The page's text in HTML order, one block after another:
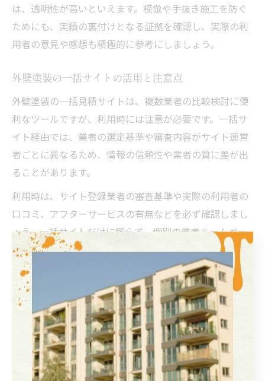
は、透明性が高いといえます。模倣や手抜き施工を防ぐ
ためにも、実績の裏付けとなる証拠を確認し、実際の利
用者の意見や感想も積極的に参考にしましょう。
外壁塗装の一括サイトの活用と注意点
外壁塗装の一括見積サイトは、複数業者の比較検討に便
利なツールですが、利用時には注意が必要です。一括サ
イト経由では、業者の選定基準や審査内容がサイト運営
者ごとに異なるため、情報の信頼性や業者の質に差が出
ることがあります。
利用時は、サイト登録業者の審査基準や実際の利用者の
口コミ、アフターサービスの有無などを必ず確認しまし
ょう。一括サイトだけに頼らず、個別の業者ホームペー
ジや実績、保証内容も併せて比較することで、より納得
のいく業者選びが可能となります。
悪質業者リストに学ぶ外壁塗
装の落とし穴